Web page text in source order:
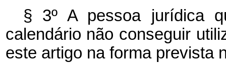
§ 3º A pessoa jurídica
calendário não conseguir
este artigo na forma prevista